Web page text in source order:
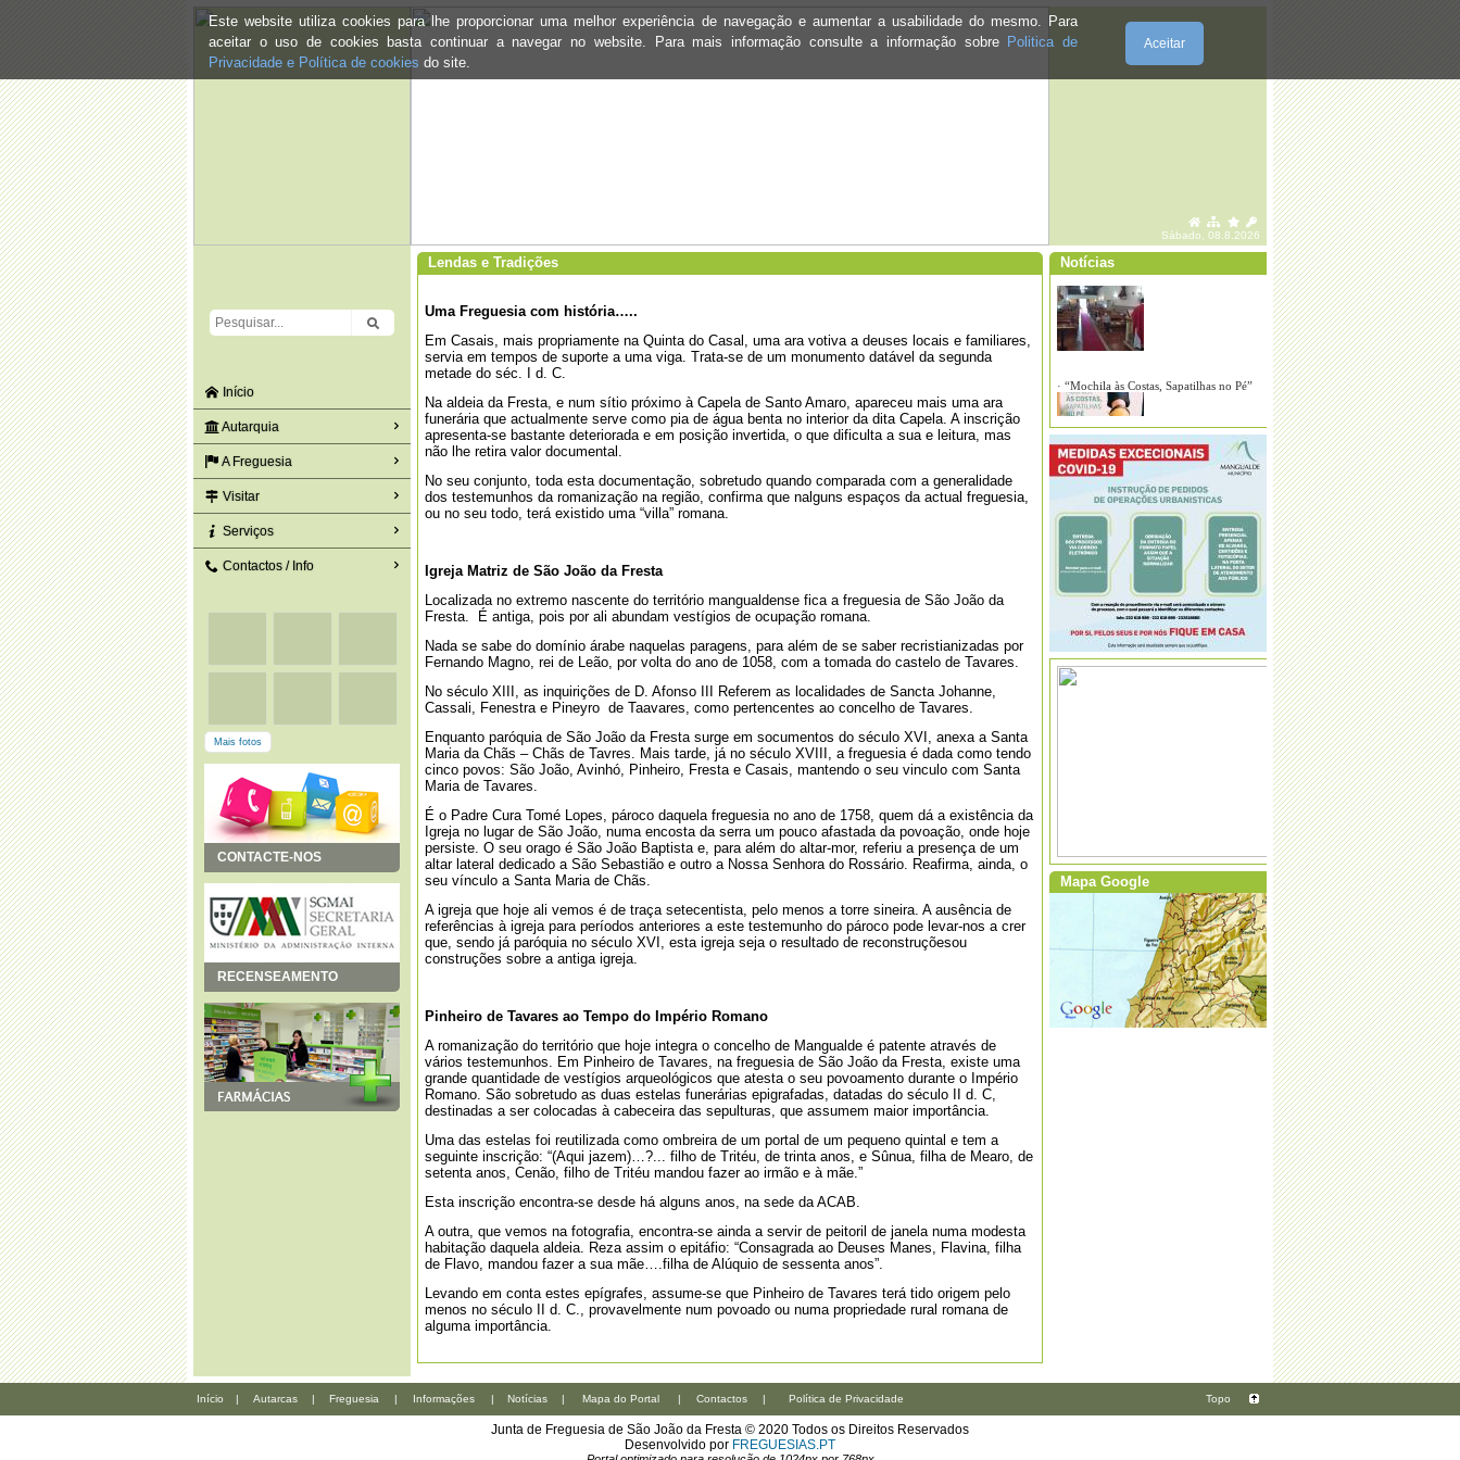
Este website utiliza cookies para lhe proporcionar uma melhor experiência de navegação e aumentar a usabilidade do mesmo. Para
aceitar o uso de cookies basta continuar a navegar no website. Para mais informação consulte a informação sobre Politica de
Privacidade e Política de cookies do site.
Aceitar
Sábado, 08.8.2026
Início
Autarquia
A Freguesia
Visitar
Serviços
Contactos / Info
Mais fotos
CONTACTE-NOS
RECENSEAMENTO
Lendas e Tradições
Uma Freguesia com história…..
Em Casais, mais propriamente na Quinta do Casal, uma ara votiva a deuses locais e familiares,
servia em tempos de suporte a uma viga. Trata-se de um monumento datável da segunda
metade do séc. I d. C.
Na aldeia da Fresta, e num sítio próximo à Capela de Santo Amaro, apareceu mais uma ara
funerária que actualmente serve como pia de água benta no interior da dita Capela. A inscrição
apresenta-se bastante deteriorada e em posição invertida, o que dificulta a sua e leitura, mas
não lhe retira valor documental.
No seu conjunto, toda esta documentação, sobretudo quando comparada com a generalidade
dos testemunhos da romanização na região, confirma que nalguns espaços da actual freguesia,
ou no seu todo, terá existido uma “villa” romana.
Igreja Matriz de São João da Fresta
Localizada no extremo nascente do território mangualdense fica a freguesia de São João da
Fresta. É antiga, pois por ali abundam vestígios de ocupação romana.
Nada se sabe do domínio árabe naquelas paragens, para além de se saber recristianizadas por
Fernando Magno, rei de Leão, por volta do ano de 1058, com a tomada do castelo de Tavares.
No século XIII, as inquirições de D. Afonso III Referem as localidades de Sancta Johanne,
Cassali, Fenestra e Pineyro de Taavares, como pertencentes ao concelho de Tavares.
Enquanto paróquia de São João da Fresta surge em socumentos do século XVI, anexa a Santa
Maria da Chãs – Chãs de Tavres. Mais tarde, já no século XVIII, a freguesia é dada como tendo
cinco povos: São João, Avinhó, Pinheiro, Fresta e Casais, mantendo o seu vinculo com Santa
Maria de Tavares.
É o Padre Cura Tomé Lopes, pároco daquela freguesia no ano de 1758, quem dá a existência da
Igreja no lugar de São João, numa encosta da serra um pouco afastada da povoação, onde hoje
persiste. O seu orago é São João Baptista e, para além do altar-mor, referiu a presença de um
altar lateral dedicado a São Sebastião e outro a Nossa Senhora do Rossário. Reafirma, ainda, o
seu vínculo a Santa Maria de Chãs.
A igreja que hoje ali vemos é de traça setecentista, pelo menos a torre sineira. A ausência de
referências à igreja para períodos anteriores a este testemunho do pároco pode levar-nos a crer
que, sendo já paróquia no século XVI, esta igreja seja o resultado de reconstruçõesou
construções sobre a antiga igreja.
Pinheiro de Tavares ao Tempo do Império Romano
A romanização do território que hoje integra o concelho de Mangualde é patente através de
vários testemunhos. Em Pinheiro de Tavares, na freguesia de São João da Fresta, existe uma
grande quantidade de vestígios arqueológicos que atesta o seu povoamento durante o Império
Romano. São sobretudo as duas estelas funerárias epigrafadas, datadas do século II d. C,
destinadas a ser colocadas à cabeceira das sepulturas, que assumem maior importância.
Uma das estelas foi reutilizada como ombreira de um portal de um pequeno quintal e tem a
seguinte inscrição: “(Aqui jazem)…?... filho de Tritéu, de trinta anos, e Sûnua, filha de Mearo, de
setenta anos, Cenão, filho de Tritéu mandou fazer ao irmão e à mãe.”
Esta inscrição encontra-se desde há alguns anos, na sede da ACAB.
A outra, que vemos na fotografia, encontra-se ainda a servir de peitoril de janela numa modesta
habitação daquela aldeia. Reza assim o epitáfio: “Consagrada ao Deuses Manes, Flavina, filha
de Flavo, mandou fazer a sua mãe….filha de Alúquio de sessenta anos”.
Levando em conta estes epígrafes, assume-se que Pinheiro de Tavares terá tido origem pelo
menos no século II d. C., provavelmente num povoado ou numa propriedade rural romana de
alguma importância.
Notícias
·A Junta de Freguesia oferece um Natal
em segurança!
·Dia do Município
E QUEIMADAS
Abertura da Época Balnear
·TRANSPORTE GRATUITO
Mapa Google
Início | Autarcas | Freguesia | Informações | Notícias | Mapa do Portal | Contactos | Política de Privacidade Topo
Junta de Freguesia de São João da Fresta © 2020 Todos os Direitos Reservados
Desenvolvido por FREGUESIAS.PT